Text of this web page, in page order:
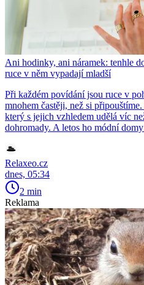
Ani hodinky, ani náramek: tenhle
ruce v něm vypadají mladší
Při každém povídání jsou ruce v
mnohem častěji, než si
který s jejich vzhledem udělá víc
dohromady. A letos ho módní
Relaxeo.cz
dnes, 05:34
2 min
Reklama